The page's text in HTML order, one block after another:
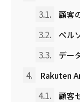
3.1. 顧客
3.2. ペル
3.3. デー
4. Rakuten
4.1.
顧客